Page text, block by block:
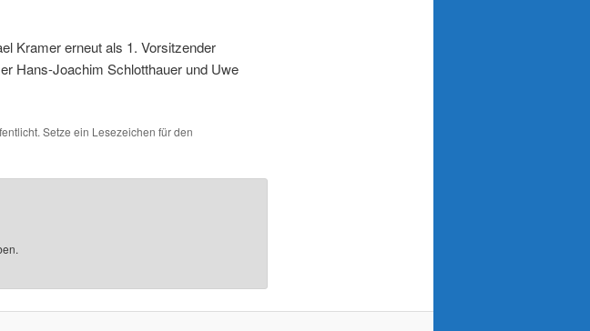
Kramer erneut als 1. Vorsitzender
Hans-Joachim Schlotthauer und Uwe
Setze ein Lesezeichen für den